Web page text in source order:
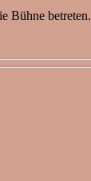
Bühne betreten.